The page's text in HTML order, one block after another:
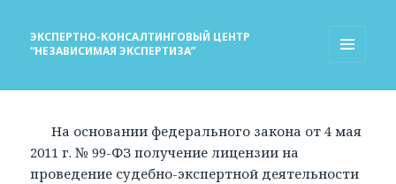
ЭКСПЕРТНО-КОНСАЛТИНГОВЫЙ ЦЕНТР
“НЕЗАВИСИМАЯ ЭКСПЕРТИЗА”
На основании федерального закона от 4 мая
2011 г. № 99-ФЗ получение лицензии на
проведение судебно-экспертной деятельности